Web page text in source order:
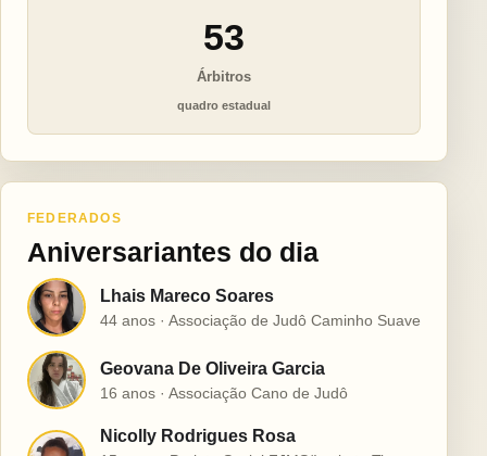
53
Árbitros
quadro estadual
FEDERADOS
Aniversariantes do dia
L Lhais Mareco Soares
44 anos · Associação de Judô Caminho Suave
G Geovana De Oliveira Garcia
16 anos · Associação Cano de Judô
Nicolly Rodrigues Rosa